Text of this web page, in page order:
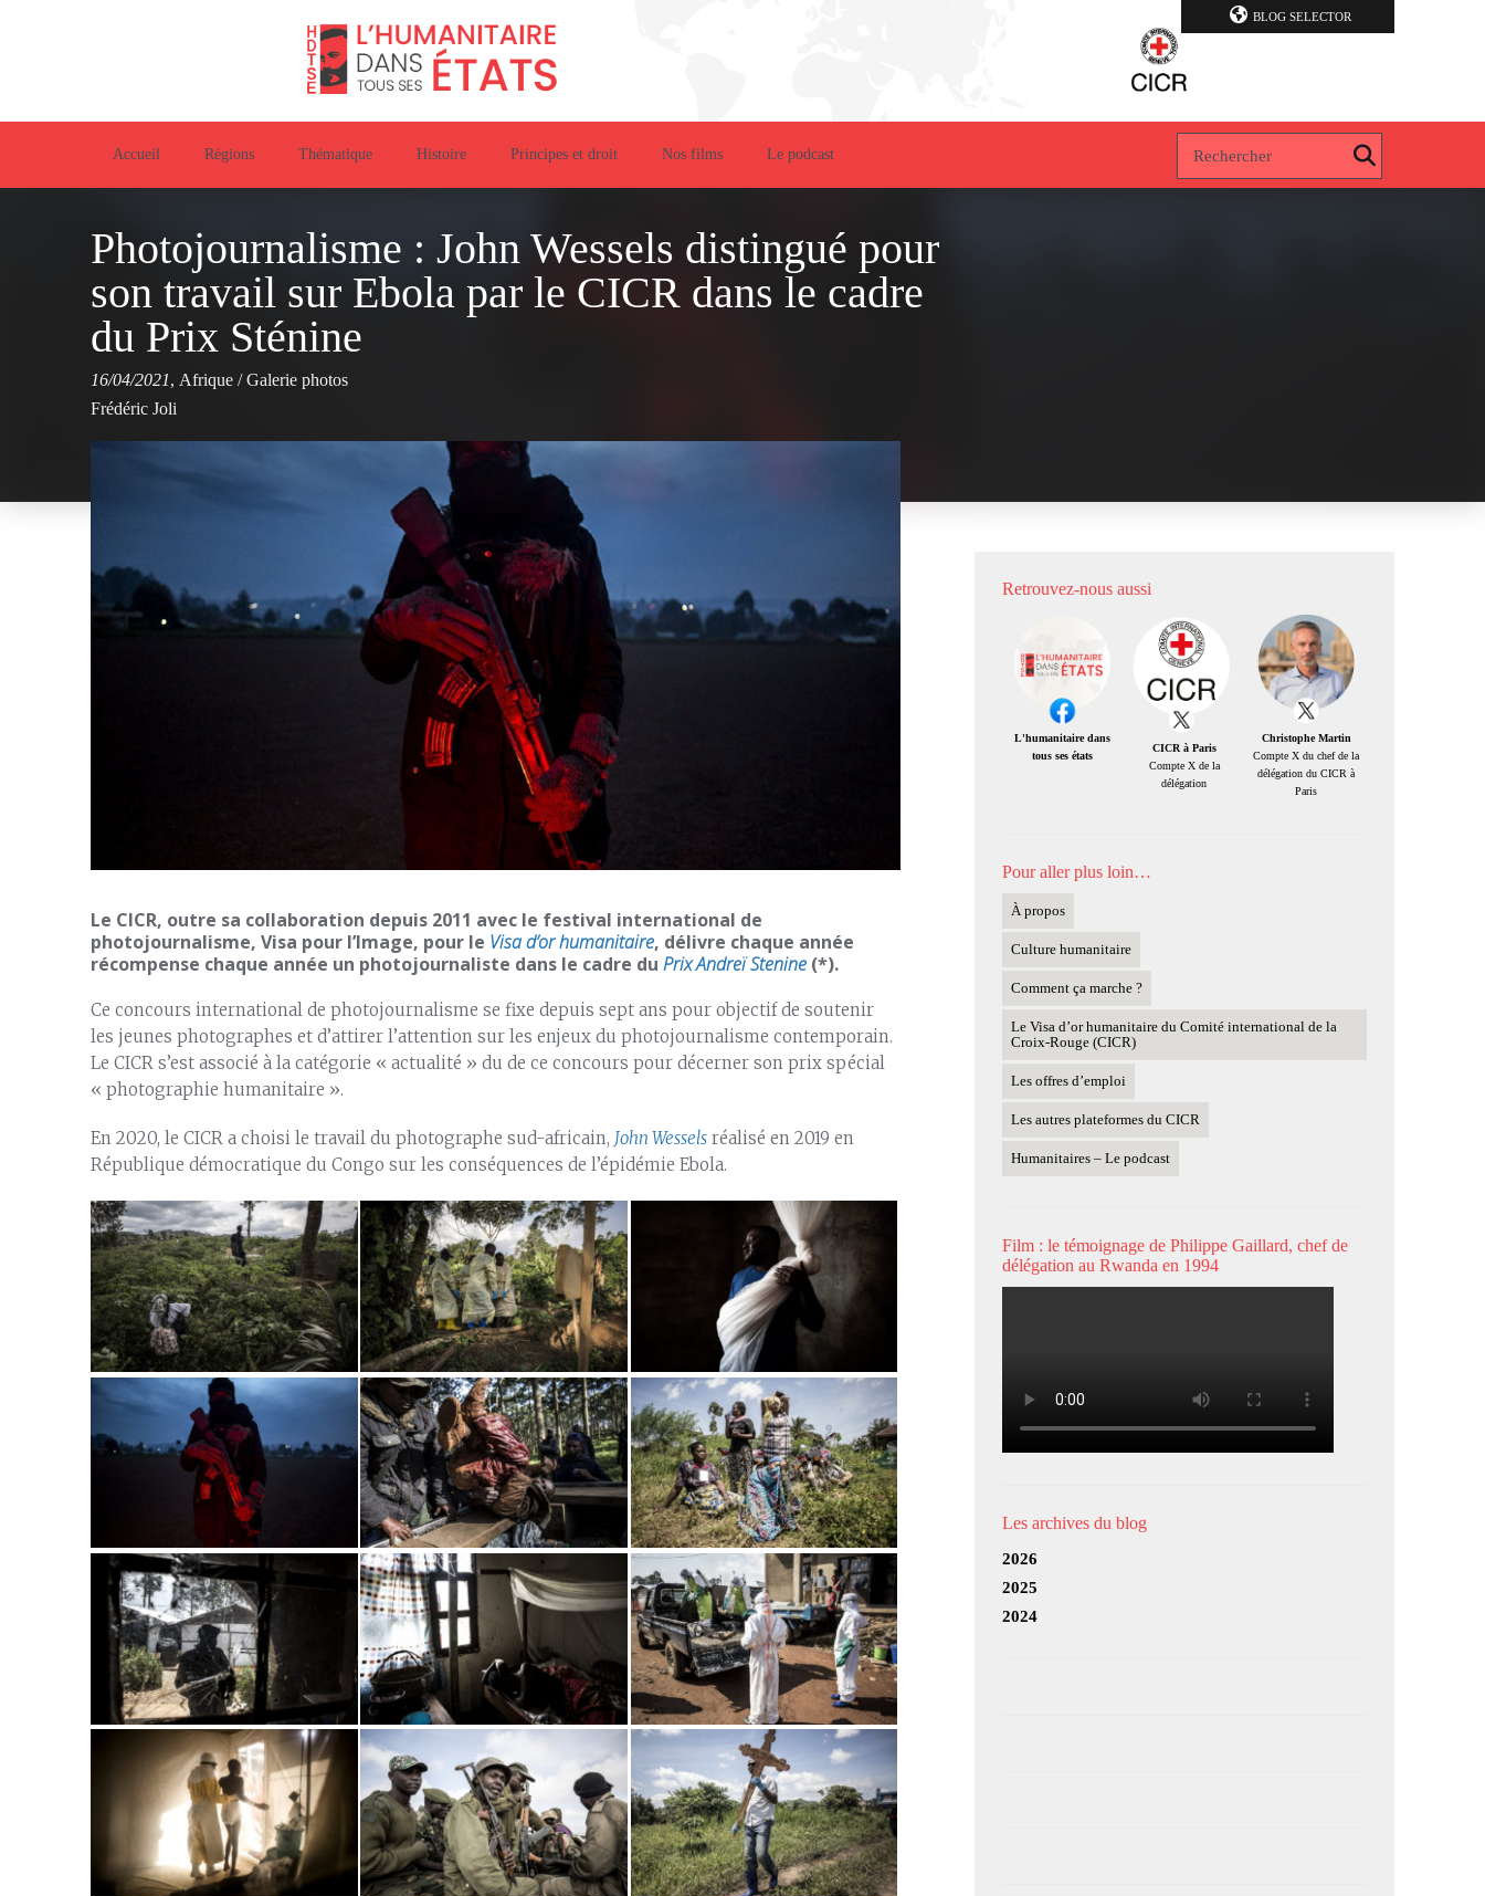
BLOG SELECTOR
Accueil Régions Thématique Histoire Principes et droit Nos films Le podcast
Photojournalisme : John Wessels distingué pour
son travail sur Ebola par le CICR dans le cadre
du Prix Sténine
16/04/2021, Afrique /Galerie photos
Frédéric Joli
Le CICR, outre sa collaboration depuis 2011 avec le festival international de
photojournalisme, Visa pour l’Image, pour le Visa d’or humanitaire, délivre chaque année
récompense chaque année un photojournaliste dans le cadre du Prix Andreï Stenine (*).
Ce concours international de photojournalisme se fixe depuis sept ans pour objectif de soutenir
les jeunes photographes et d’attirer l’attention sur les enjeux du photojournalisme contemporain.
Le CICR s’est associé à la catégorie « actualité » du de ce concours pour décerner son prix spécial
« photographie humanitaire ».
En 2020, le CICR a choisi le travail du photographe sud-africain, John Wessels réalisé en 2019 en
République démocratique du Congo sur les conséquences de l’épidémie Ebola.
Retrouvez-nous aussi
L'humanitaire dans
tous ses états
CICR à Paris
Compte X de la
délégation
Christophe Martin
Compte X du chef de la
délégation du CICR à
Paris
Pour aller plus loin…
À propos
Culture humanitaire
Comment ça marche ?
Le Visa d’or humanitaire du Comité international de la
Croix-Rouge (CICR)
Les offres d’emploi
Les autres plateformes du CICR
Humanitaires – Le podcast
Film : le témoignage de Philippe Gaillard, chef de
délégation au Rwanda en 1994
Les archives du blog
2026
2025
2024